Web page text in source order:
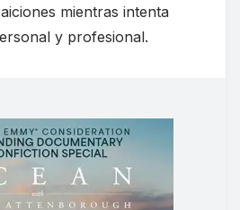
mientras intenta
y profesional.